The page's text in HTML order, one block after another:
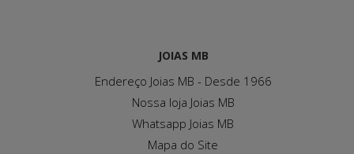
JOIAS MB
Endereço Joias MB - Desde 1966
Nossa loja Joias MB
Whatsapp Joias MB
Mapa do Site